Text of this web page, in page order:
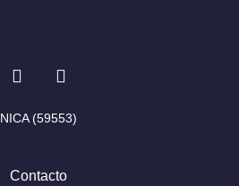
I
n
t
r
F
a
e
o
NICA (59553)
Contacto